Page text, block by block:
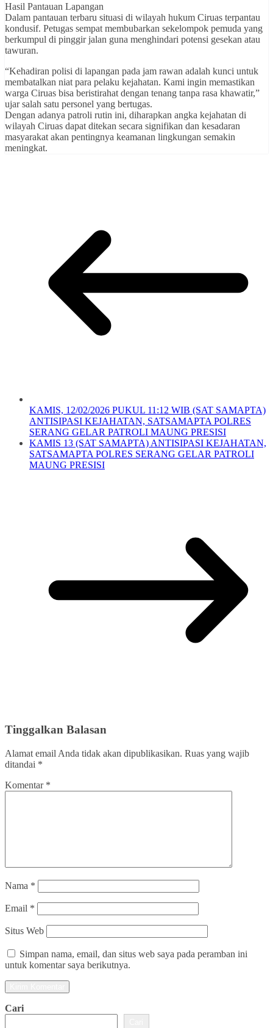
Hasil Pantauan Lapangan
Dalam pantauan terbaru situasi di wilayah hukum Ciruas terpantau
kondusif. Petugas sempat membubarkan sekelompok pemuda yang
berkumpul di pinggir jalan guna menghindari potensi gesekan atau
tawuran.
“Kehadiran polisi di lapangan pada jam rawan adalah kunci untuk
membatalkan niat para pelaku kejahatan. Kami ingin memastikan
warga Ciruas bisa beristirahat dengan tenang tanpa rasa khawatir,”
ujar salah satu personel yang bertugas.
Dengan adanya patroli rutin ini, diharapkan angka kejahatan di
wilayah Ciruas dapat ditekan secara signifikan dan kesadaran
masyarakat akan pentingnya keamanan lingkungan semakin
meningkat.
KAMIS, 12/02/2026 PUKUL 11:12 WIB (SAT SAMAPTA)
ANTISIPASI KEJAHATAN, SATSAMAPTA POLRES
SERANG GELAR PATROLI MAUNG PRESISI
KAMIS 13 (SAT SAMAPTA) ANTISIPASI KEJAHATAN,
SATSAMAPTA POLRES SERANG GELAR PATROLI
MAUNG PRESISI
Tinggalkan Balasan
Alamat email Anda tidak akan dipublikasikan. Ruas yang wajib
ditandai *
Komentar *
Nama *
Email *
Situs Web
Simpan nama, email, dan situs web saya pada peramban ini
untuk komentar saya berikutnya.
Cari